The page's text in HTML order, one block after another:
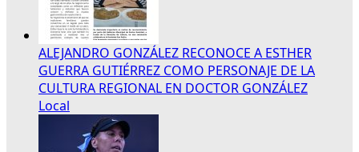
ALEJANDRO GONZÁLEZ RECONOCE A ESTHER
GUERRA GUTIÉRREZ COMO PERSONAJE DE LA
CULTURA REGIONAL EN DOCTOR GONZÁLEZ
Local